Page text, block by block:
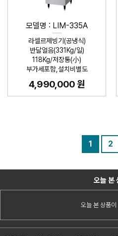
모델명 : LIM-335A
라셀르제빙기(공냉식)
반달얼음(331Kg/일)
118Kg/저장통(小)
부가세포함,설치비별도
4,990,000 원
1 2
오늘 본
오늘 본 상품